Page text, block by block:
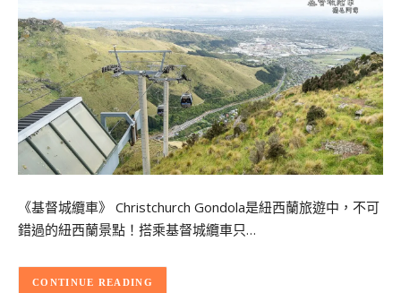
《基督城纜車》 Christchurch Gondola是紐西蘭旅遊中，不可
錯過的紐西蘭景點！搭乘基督城纜車只…
CONTINUE READING